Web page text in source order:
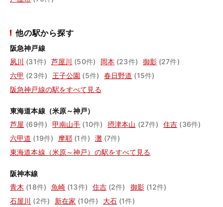
他の駅から探す
阪急神戸線
夙川 (31件) 芦屋川 (50件) 岡本 (23件) 御影 (27件)
六甲 (23件) 王子公園 (5件) 春日野道 (15件)
阪急神戸線の駅をすべて見る
東海道本線（米原～神戸）
芦屋 (69件) 甲南山手 (10件) 摂津本山 (27件) 住吉 (36件)
六甲道 (19件) 摩耶 (1件) 灘 (7件)
東海道本線（米原～神戸）の駅をすべて見る
阪神本線
青木 (18件) 魚崎 (13件) 住吉 (2件) 御影 (12件)
石屋川 (2件) 新在家 (10件) 大石 (1件)